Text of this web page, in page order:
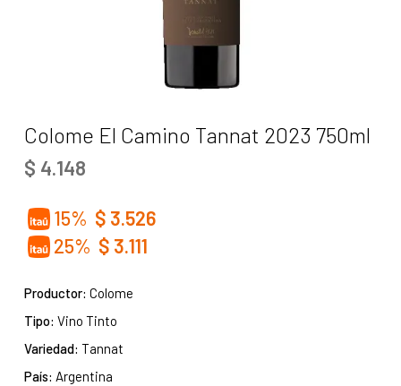
Colome El Camino Tannat 2023 750ml
$ 4.148
15% $ 3.526
25% $ 3.111
Productor: Colome
Tipo: Vino Tinto
Variedad: Tannat
País: Argentina